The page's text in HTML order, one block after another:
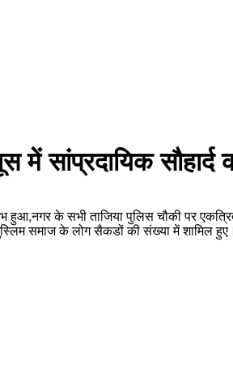
में सांप्रदायिक
हुआ,नगर के सभी ताजिया पुलिस चौकी पर
समाज के लोग सैकडों की संख्या में शामिल हुए।